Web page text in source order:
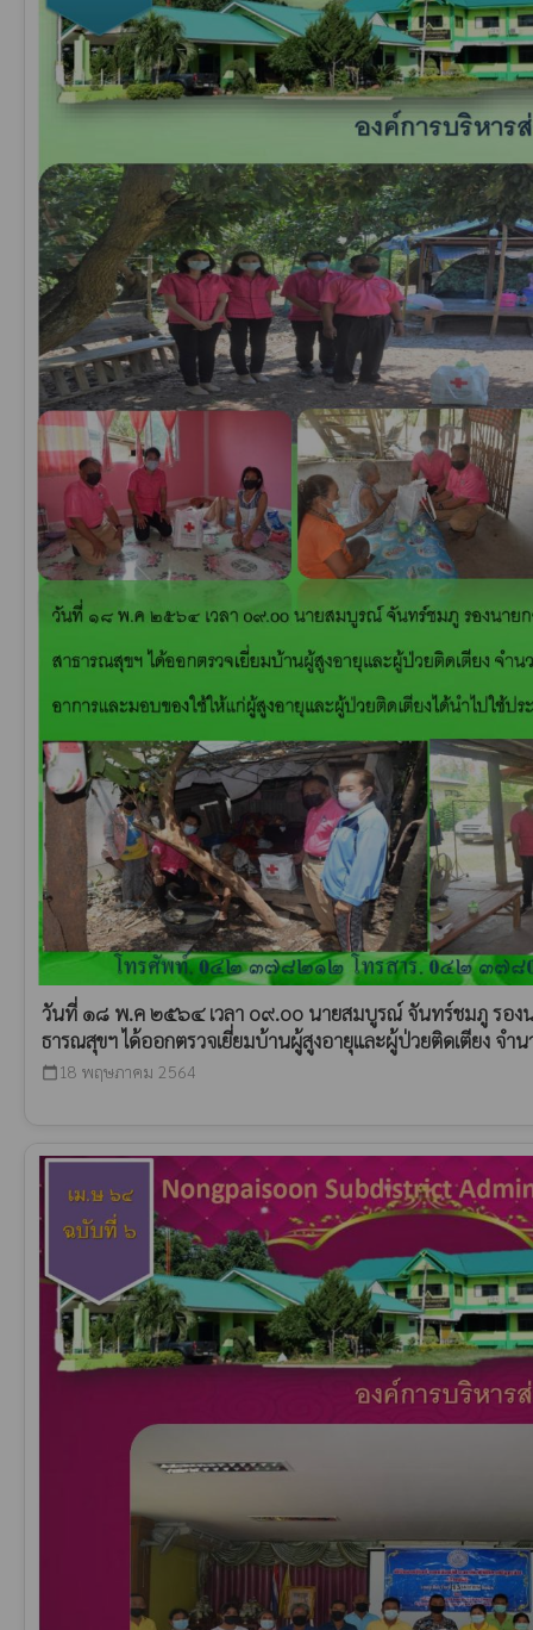
วันที่ ๑๘ พ.ค ๒๕๖๔ เวลา o๙.oo นายสมบูรณ์ จันทร์ชมภู รอง
ธารณสุขฯ ได้ออกตรวจเยี่ยมบ้านผู้สูงอายุและผู้ป่วยติดเตียง จ
calendar_today 18 พฤษภาคม 2564